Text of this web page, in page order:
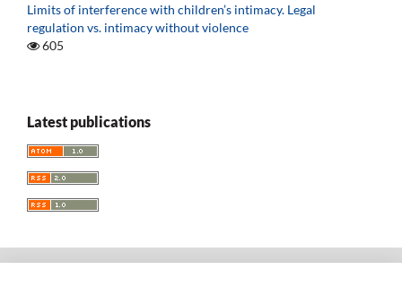
Limits of interference with children’s intimacy. Legal
regulation vs. intimacy without violence
605
Latest publications